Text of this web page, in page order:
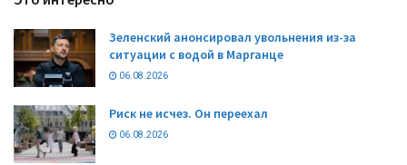
Зеленский анонсировал увольнения из-за
ситуации с водой в Марганце
06.08.2026
Риск не исчез. Он переехал
06.08.2026